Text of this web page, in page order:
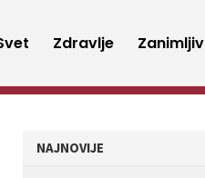
Zdravlje
NAJNOVIJE